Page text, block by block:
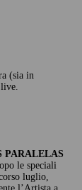
(sia in
PARALELAS
le speciali
luglio,
l’Artista a